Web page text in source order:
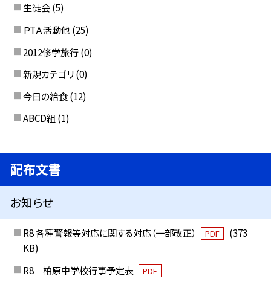
生徒会 (5)
ＰTＡ活動他 (25)
2012修学旅行 (0)
新規カテゴリ (0)
今日の給食 (12)
ABCD組 (1)
配布文書
お知らせ
R8 各種警報等対応に関する対応（一部改正） PDF
(373
KB)
R8 柏原中学校行事予定表
PDF